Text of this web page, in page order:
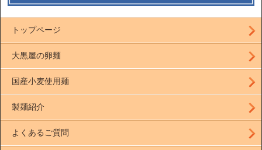
トップページ
大黒屋の卵麺
国産小麦使用麺
製麺紹介
よくあるご質問